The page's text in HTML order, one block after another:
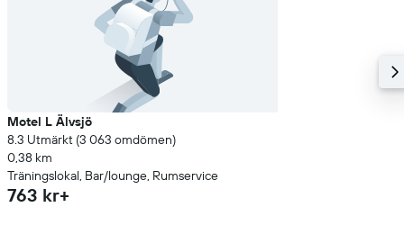
Motel L Älvsjö
8.3 Utmärkt (3 063 omdömen)
0,38 km
Träningslokal, Bar/lounge, Rumservice
763 kr+